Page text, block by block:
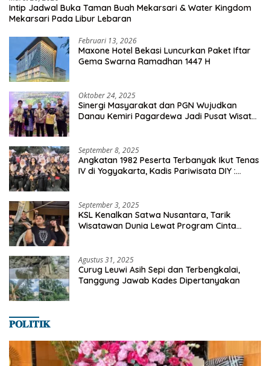
Intip Jadwal Buka Taman Buah Mekarsari & Water Kingdom
Mekarsari Pada Libur Lebaran
Februari 13, 2026
Maxone Hotel Bekasi Luncurkan Paket Iftar
Gema Swarna Ramadhan 1447 H
Oktober 24, 2025
Sinergi Masyarakat dan PGN Wujudkan
Danau Kemiri Pagardewa Jadi Pusat Wisata
September 8, 2025
Angkatan 1982 Peserta Terbanyak Ikut Tenas
IV di Yogyakarta, Kadis Pariwisata DIY :
September 3, 2025
KSL Kenalkan Satwa Nusantara, Tarik
Wisatawan Dunia Lewat Program Cinta
Agustus 31, 2025
Curug Leuwi Asih Sepi dan Terbengkalai,
Tanggung Jawab Kades Dipertanyakan
𝐏𝐎𝐋𝐈𝐓𝐈𝐊